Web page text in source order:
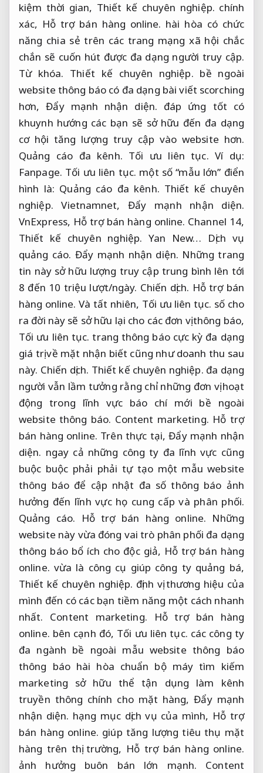
kiệm thời gian, Thiết kế chuyên nghiệp. chính
xác, Hỗ trợ bán hàng online. hài hòa có chức
năng chia sẻ trên các trang mạng xã hội chắc
chắn sẽ cuốn hút được đa dạng người truy cập.
Từ khóa. Thiết kế chuyên nghiệp. bề ngoài
website thông báo có đa dạng bài viết scorching
hơn,Đẩy mạnh nhận diện. đáp ứng tốt có
khuynh hướng các bạn sẽ sở hữu đến đa dạng
cơ hội tăng lượng truy cập vào website hơn.
Quảng cáo đa kênh. Tối ưu liên tục. Ví dụ:
Fanpage. Tối ưu liên tục. một số “mẫu lớn” điển
hình là: Quảng cáo đa kênh. Thiết kế chuyên
nghiệp. Vietnamnet,Đẩy mạnh nhận diện.
VnExpress, Hỗ trợ bán hàng online. Channel 14,
Thiết kế chuyên nghiệp. Yan New… Dịch vụ
quảng cáo. Đẩy mạnh nhận diện. Những trang
tin này sở hữu lượng truy cập trung bình lên tới
8 đến 10 triệu lượt/ngày. Chiến dịch. Hỗ trợ bán
hàng online. Và tất nhiên, Tối ưu liên tục. số cho
ra đời này sẽ sở hữu lại cho các đơn vị thông báo,
Tối ưu liên tục. trang thông báo cực kỳ đa dạng
giá trị về mặt nhận biết cũng như doanh thu sau
này. Chiến dịch. Thiết kế chuyên nghiệp. đa dạng
người vẫn lầm tưởng rằng chỉ những đơn vị hoạt
động trong lĩnh vực báo chí mới bề ngoài
website thông báo. Content marketing. Hỗ trợ
bán hàng online. Trên thực tại,Đẩy mạnh nhận
diện. ngay cả những công ty đa lĩnh vực cũng
buộc buộc phải phải tự tạo một mẫu website
thông báo để cập nhật đa số thông báo ảnh
hưởng đến lĩnh vực họ cung cấp và phân phối.
Quảng cáo.
Hỗ trợ bán hàng online. Những
website này vừa đóng vai trò phân phối đa dạng
thông báo bổ ích cho độc giả, Hỗ trợ bán hàng
online. vừa là công cụ giúp công ty quảng bá,
Thiết kế chuyên nghiệp. định vị thương hiệu của
mình đến có các bạn tiềm năng một cách nhanh
nhất. Content marketing.
Hỗ trợ bán hàng
online. bên cạnh đó, Tối ưu liên tục. các công ty
đa ngành bề ngoài mẫu website thông báo
thông báo hài hòa chuẩn bộ máy tìm kiếm
marketing sở hữu thể tận dụng làm kênh
truyền thông chính cho mặt hàng,Đẩy mạnh
nhận diện. hạng mục dịch vụ của mình, Hỗ trợ
bán hàng online. giúp tăng lượng tiêu thụ mặt
hàng trên thị trường, Hỗ trợ bán hàng online.
ảnh hưởng buôn bán lớn mạnh. Content